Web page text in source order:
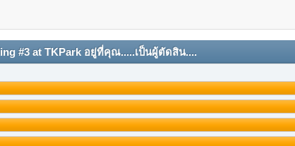
#3 at TKPark อยู่ที่คุณ.....เป็นผู้ตัดสิน....